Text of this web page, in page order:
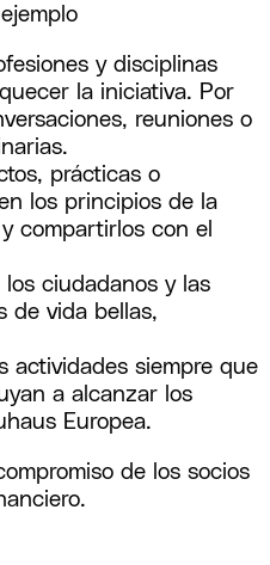
y disciplinas
la iniciativa. Por
reuniones o
prácticas o
los principios de la
compartirlos con el
ciudadanos y las
de vida bellas,
actividades siempre que
a alcanzar los
Europea.
de los socios